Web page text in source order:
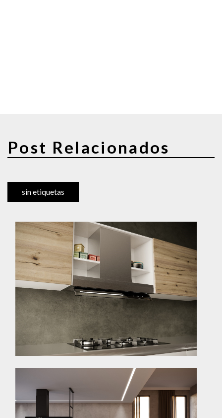
Post Relacionados
sin etiquetas